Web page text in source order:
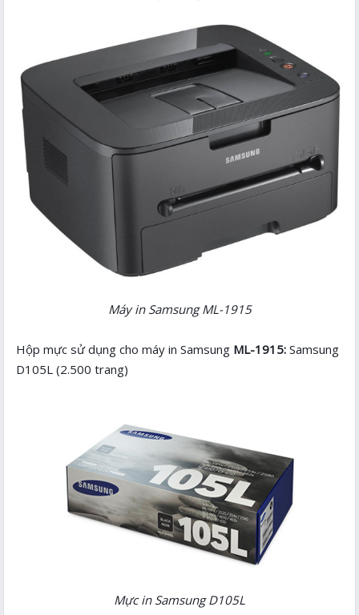
Máy in Samsung ML-1915
Hộp mực sử dụng cho máy in Samsung ML-1915: Samsung
D105L (2.500 trang)
Mực in SamsungD105L